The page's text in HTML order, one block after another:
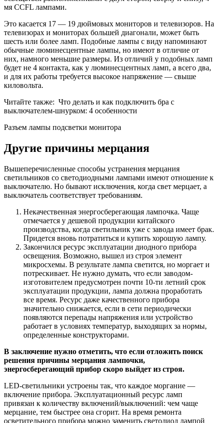
мя CCFL лампами.
Это касается 17 — 19 дюймовых мониторов и телевизоров. На
телевизорах и мониторах большей диагонали, может быть
шесть или более ламп. Подобные лампы с виду напоминают
обычные люминесцентные лампы, но имеют в отличие от
них, намного меньшие размеры. Из отличий у подобных ламп
будет не 4 контакта, как у люминесцентных ламп, а всего два,
и для их работы требуется высокое напряжение — свыше
киловольта.
Читайте также: Что делать и как подключить бра с
выключателем-шнурком: 4 особенности
Разъем лампы подсветки монитора
Другие причины мерцания
Вышеперечисленные способы устранения мерцания
светильников со светодиодными лампами имеют отношение к
выключателю. Но бывают исключения, когда свет мерцает, а
выключатель соответствует требованиям.
Некачественная энергосберегающая лампочка. Чаще
отмечается у дешевой продукции китайского
производства, когда светильник уже с завода имеет брак.
Придется вновь потратиться и купить хорошую лампу.
Закончился ресурс эксплуатации диодного прибора
освещения. Возможно, вышел из строя элемент
микросхемы. В результате лампа светится, но моргает и
потрескивает. Не нужно думать, что если заводом-
изготовителем предусмотрен почти 10-ти летний срок
эксплуатации продукции, лампа должна проработать
все время. Ресурс даже качественного прибора
значительно снижается, если в сети периодически
появляются перепады напряжения или устройство
работает в условиях температур, выходящих за нормы,
определенные конструкторами.
В заключение нужно отметить, что если отложить поиск
решения причины мерцания лампочки,
энергосберегающий прибор скоро выйдет из строя.
LED-светильники устроены так, что каждое моргание —
включение прибора. Эксплуатационный ресурс ламп
привязан к количеству включений/выключений: чем чаще
мерцание, тем быстрее она сгорит. На время ремонта
осветительного прибора можно заменить светодиод лампой